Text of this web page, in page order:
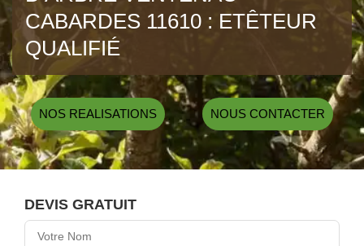
CABARDES 11610 : ETÊTEUR
QUALIFIÉ
NOS REALISATIONS NOUS CONTACTER
DEVIS GRATUIT